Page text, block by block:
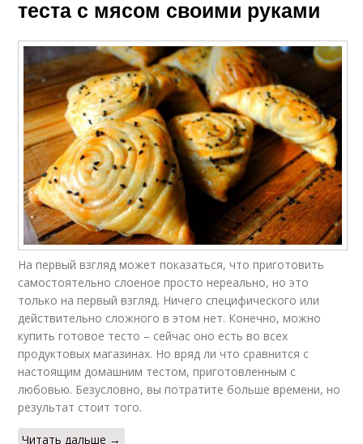
теста с мясом своими руками
На первый взгляд может показаться, что приготовить
самостоятельно слоеное просто нереально, но это
только на первый взгляд. Ничего специфического или
действительно сложного в этом нет. Конечно, можно
купить готовое тесто – сейчас оно есть во всех
продуктовых магазинах. Но вряд ли что сравнится с
настоящим домашним тестом, приготовленным с
любовью. Безусловно, вы потратите больше времени, но
результат стоит того.
Читать дальше →